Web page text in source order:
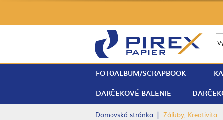
FOTOALBUM/SCRAPBOOK
DARČEKOVÉ BALENIE
Domovská stránka | Záľuby, Kreativita